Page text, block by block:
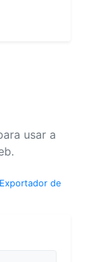
usar a
Exportador de